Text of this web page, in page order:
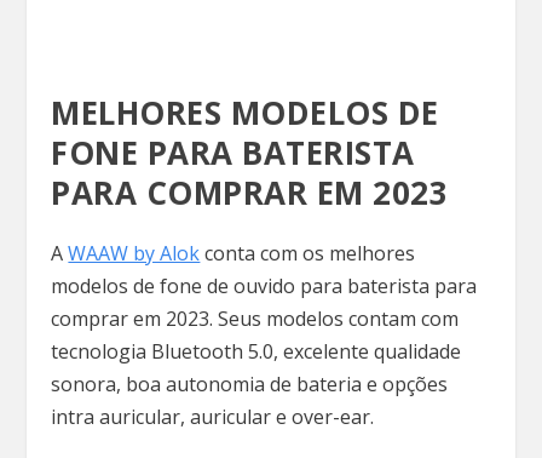
MELHORES MODELOS DE
FONE PARA BATERISTA
PARA COMPRAR EM 2023
AWAAW by Alokconta com os melhores
modelos de fone de ouvido para baterista para
comprar em 2023. Seus modelos contam com
tecnologia Bluetooth 5.0, excelente qualidade
sonora, boa autonomia de bateria e opções
intra auricular, auricular e over-ear.